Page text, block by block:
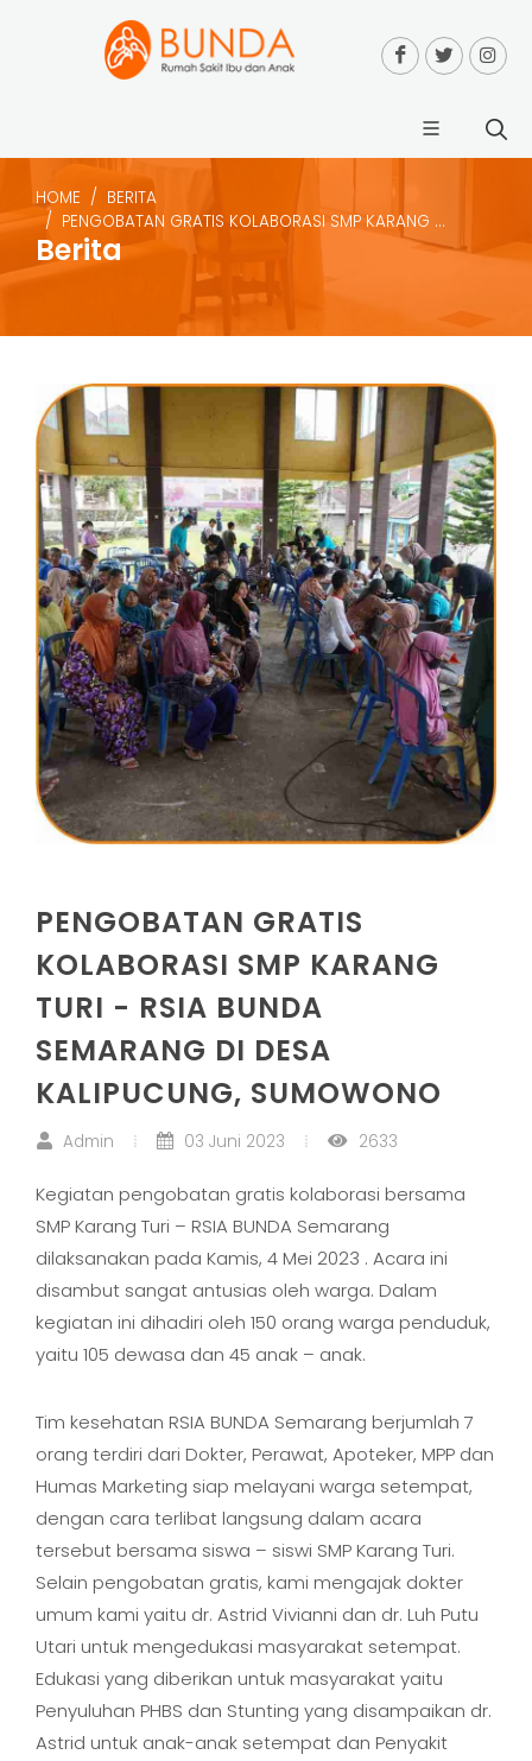
HOME
BERITA
PENGOBATAN GRATIS KOLABORASI SMP KARANG ...
Berita
PENGOBATAN GRATIS
KOLABORASI SMP KARANG
TURI - RSIA BUNDA
SEMARANG DI DESA
KALIPUCUNG, SUMOWONO
Admin 03 Juni 2023 2633
Kegiatan pengobatan gratis kolaborasi bersama
SMP Karang Turi – RSIA BUNDA Semarang
dilaksanakan pada Kamis, 4 Mei 2023 . Acara ini
disambut sangat antusias oleh warga. Dalam
kegiatan ini dihadiri oleh 150 orang warga penduduk,
yaitu 105 dewasa dan 45 anak – anak.
Tim kesehatan RSIA BUNDA Semarang berjumlah 7
orang terdiri dari Dokter, Perawat, Apoteker, MPP dan
Humas Marketing siap melayani warga setempat,
dengan cara terlibat langsung dalam acara
tersebut bersama siswa – siswi SMP Karang Turi.
Selain pengobatan gratis, kami mengajak dokter
umum kami yaitu dr. Astrid Vivianni dan dr. Luh Putu
Utari untuk mengedukasi masyarakat setempat.
Edukasi yang diberikan untuk masyarakat yaitu
Penyuluhan PHBS dan Stunting yang disampaikan dr.
Astrid untuk anak-anak setempat dan Penyakit